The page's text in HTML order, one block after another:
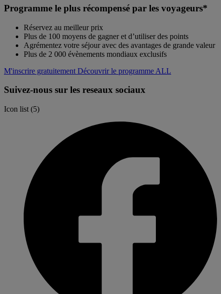
Programme le plus récompensé par les voyageurs*
Réservez au meilleur prix
Plus de 100 moyens de gagner et d’utiliser des points
Agrémentez votre séjour avec des avantages de grande valeur
Plus de 2 000 évènements mondiaux exclusifs
M'inscrire gratuitement Découvrir le programme ALL
Suivez-nous sur les reseaux sociaux
Icon list 5 Partners
(5)